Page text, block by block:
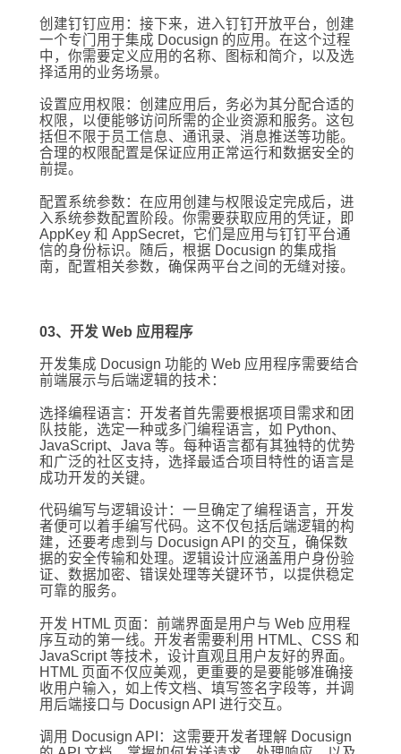
创建钉钉应用：接下来，进入钉钉开放平台，创建
一个专门用于集成 Docusign 的应用。在这个过程
中，你需要定义应用的名称、图标和简介，以及选
择适用的业务场景。
设置应用权限：创建应用后，务必为其分配合适的
权限，以便能够访问所需的企业资源和服务。这包
括但不限于员工信息、通讯录、消息推送等功能。
合理的权限配置是保证应用正常运行和数据安全的
前提。
配置系统参数：在应用创建与权限设定完成后，进
入系统参数配置阶段。你需要获取应用的凭证，即
AppKey 和 AppSecret，它们是应用与钉钉平台通
信的身份标识。随后，根据 Docusign 的集成指
南，配置相关参数，确保两平台之间的无缝对接。
03、开发 Web 应用程序
开发集成 Docusign 功能的 Web 应用程序需要结合
前端展示与后端逻辑的技术：
选择编程语言：开发者首先需要根据项目需求和团
队技能，选定一种或多门编程语言，如 Python、
JavaScript、Java 等。每种语言都有其独特的优势
和广泛的社区支持，选择最适合项目特性的语言是
成功开发的关键。
代码编写与逻辑设计：一旦确定了编程语言，开发
者便可以着手编写代码。这不仅包括后端逻辑的构
建，还要考虑到与 Docusign API 的交互，确保数
据的安全传输和处理。逻辑设计应涵盖用户身份验
证、数据加密、错误处理等关键环节，以提供稳定
可靠的服务。
开发 HTML 页面：前端界面是用户与 Web 应用程
序互动的第一线。开发者需要利用 HTML、CSS 和
JavaScript 等技术，设计直观且用户友好的界面。
HTML 页面不仅应美观，更重要的是要能够准确接
收用户输入，如上传文档、填写签名字段等，并调
用后端接口与 Docusign API 进行交互。
调用 Docusign API：这需要开发者理解 Docusign